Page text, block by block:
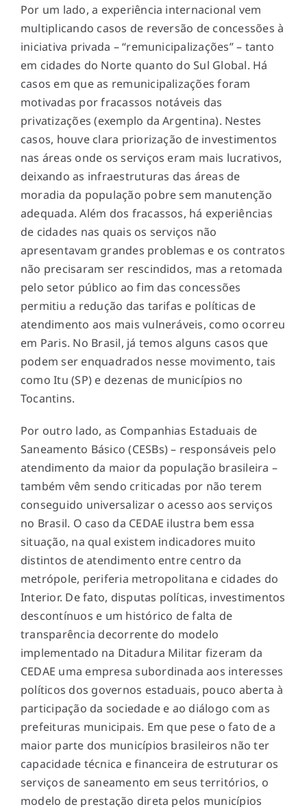
Por um lado, a experiência internacional vem
multiplicando casos de reversão de concessões à
iniciativa privada – “remunicipalizações” – tanto
em cidades do Norte quanto do Sul Global. Há
casos em que as remunicipalizações foram
motivadas por fracassos notáveis das
privatizações (exemplo da Argentina). Nestes
casos, houve clara priorização de investimentos
nas áreas onde os serviços eram mais lucrativos,
deixando as infraestruturas das áreas de
moradia da população pobre sem manutenção
adequada. Além dos fracassos, há experiências
de cidades nas quais os serviços não
apresentavam grandes problemas e os contratos
não precisaram ser rescindidos, mas a retomada
pelo setor público ao fim das concessões
permitiu a redução das tarifas e políticas de
atendimento aos mais vulneráveis, como ocorreu
em Paris. No Brasil, já temos alguns casos que
podem ser enquadrados nesse movimento, tais
como Itu (SP) e dezenas de municípios no
Tocantins.
Por outro lado, as Companhias Estaduais de
Saneamento Básico (CESBs) – responsáveis pelo
atendimento da maior da população brasileira –
também vêm sendo criticadas por não terem
conseguido universalizar o acesso aos serviços
no Brasil. O caso da CEDAE ilustra bem essa
situação, na qual existem indicadores muito
distintos de atendimento entre centro da
metrópole, periferia metropolitana e cidades do
Interior. De fato, disputas políticas, investimentos
descontínuos e um histórico de falta de
transparência decorrente do modelo
implementado na Ditadura Militar fizeram da
CEDAE uma empresa subordinada aos interesses
políticos dos governos estaduais, pouco aberta à
participação da sociedade e ao diálogo com as
prefeituras municipais. Em que pese o fato de a
maior parte dos municípios brasileiros não ter
capacidade técnica e financeira de estruturar os
serviços de saneamento em seus territórios, o
modelo de prestação direta pelos municípios